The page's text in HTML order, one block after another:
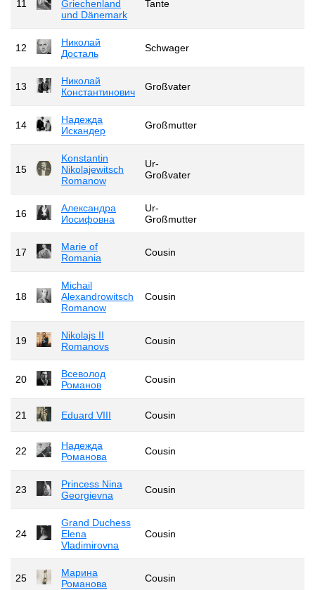
11
Griechenland
und Dänemark
Tante
12
Николай
Досталь
Schwager
13
Николай
Константинович
Großvater
14
Надежда
Искандер
Großmutter
15
Konstantin
Nikolajewitsch
Romanow
Ur-
Großvater
16
Александра
Иосифовна
Ur-
Großmutter
17
Marie of
Romania
Cousin
18
Michail
Alexandrowitsch
Romanow
Cousin
19
Nikolajs II
Romanovs
Cousin
20
Всеволод
Романов
Cousin
21 Eduard VIII Cousin
22
Надежда
Романова
Cousin
23
Princess Nina
Georgievna
Cousin
24
Grand Duchess
Elena
Vladimirovna
Cousin
25
Марина
Романова
Cousin